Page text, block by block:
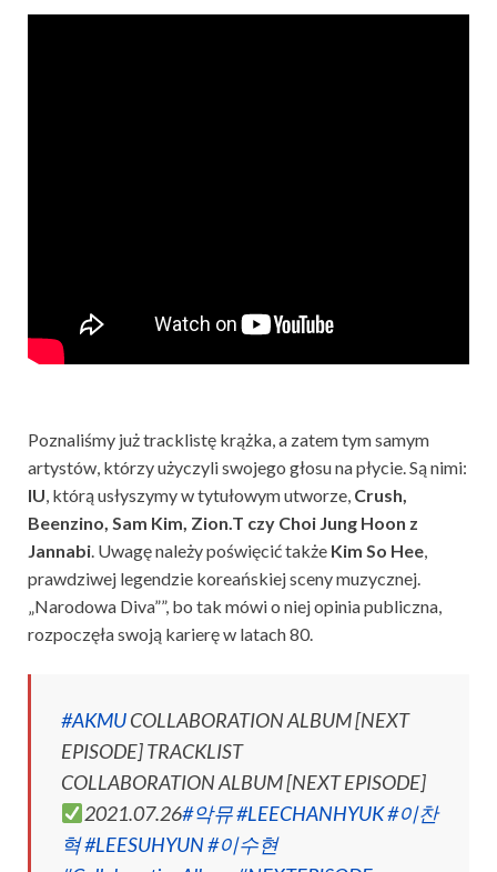
Poznaliśmy już tracklistę krążka, a zatem tym samym
artystów, którzy użyczyli swojego głosu na płycie. Są nimi:
IU, którą usłyszymy w tytułowym utworze, Crush,
Beenzino, Sam Kim, Zion.T czy Choi Jung Hoon z
Jannabi. Uwagę należy poświęcić także Kim So Hee,
prawdziwej legendzie koreańskiej sceny muzycznej.
„Narodowa Diva””, bo tak mówi o niej opinia publiczna,
rozpoczęła swoją karierę w latach 80.
#AKMUCOLLABORATION ALBUM [NEXT
EPISODE] TRACKLIST
COLLABORATION ALBUM [NEXT EPISODE]
2021.07.26#악뮤#LEECHANHYUK#이찬
혁#LEESUHYUN#이수현